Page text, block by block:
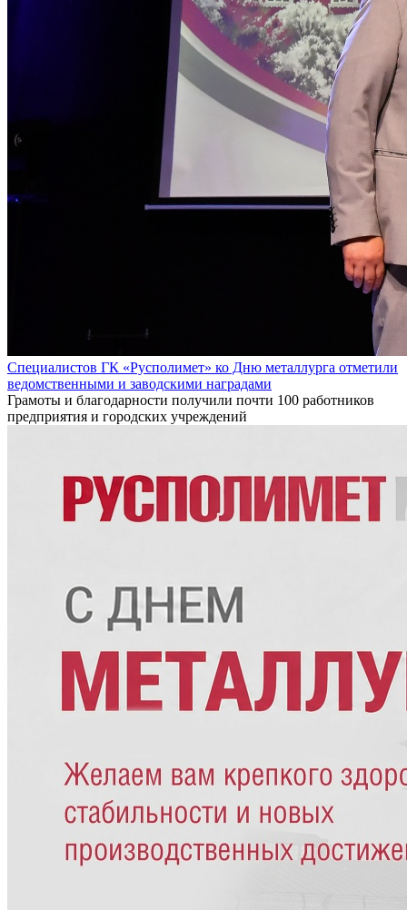
Специалистов ГК «Русполимет» ко Дню металлурга отметили
ведомственными и заводскими наградами
Грамоты и благодарности получили почти 100 работников
предприятия и городских учреждений